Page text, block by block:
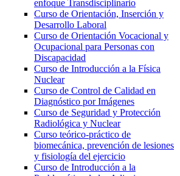
enfoque Transdisciplinario
Curso de Orientación, Inserción y
Desarrollo Laboral
Curso de Orientación Vocacional y
Ocupacional para Personas con
Discapacidad
Curso de Introducción a la Física
Nuclear
Curso de Control de Calidad en
Diagnóstico por Imágenes
Curso de Seguridad y Protección
Radiológica y Nuclear
Curso teórico-práctico de
biomecánica, prevención de lesiones
y fisiología del ejercicio
Curso de Introducción a la